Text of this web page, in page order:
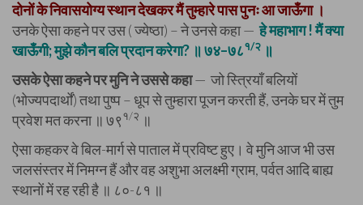
दोनों के निवासयोग्य स्थान देखकर मैं तुम्हारे पास पुनः आ जाऊँगा ।
उनके ऐसा कहने पर उस ( ज्येष्ठा) – ने उनसे कहा —हे महाभाग ! मैं क्या
खाऊँगी; मुझे कौन बलि प्रदान करेगा? ॥ ७४–७८१/२ ॥
उसके ऐसा कहने पर मुनि ने उससे कहा— जो स्त्रियाँ बलियों
(भोज्यपदार्थों) तथा पुष्प – धूप से तुम्हारा पूजन करती हैं, उनके घर में तुम
प्रवेश मत करना ॥ ७९१/२ ॥
ऐसा कहकर वे बिल-मार्ग से पाताल में प्रविष्ट हुए। वे मुनि आज भी उस
जलसंस्तर में निमग्न हैं और वह अशुभा अलक्ष्मी ग्राम, पर्वत आदि बाह्य
स्थानों में रह रही है ॥ ८०-८१ ॥